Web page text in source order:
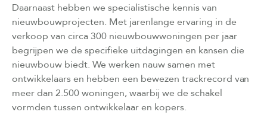
Daarnaast hebben we specialistische kennis van
nieuwbouwprojecten. Met jarenlange ervaring in de
verkoop van circa 300 nieuwbouwwoningen per jaar
begrijpen we de specifieke uitdagingen en kansen die
nieuwbouw biedt. We werken nauw samen met
ontwikkelaars en hebben een bewezen trackrecord van
meer dan 2.500 woningen, waarbij we de schakel
vormden tussen ontwikkelaar en kopers.